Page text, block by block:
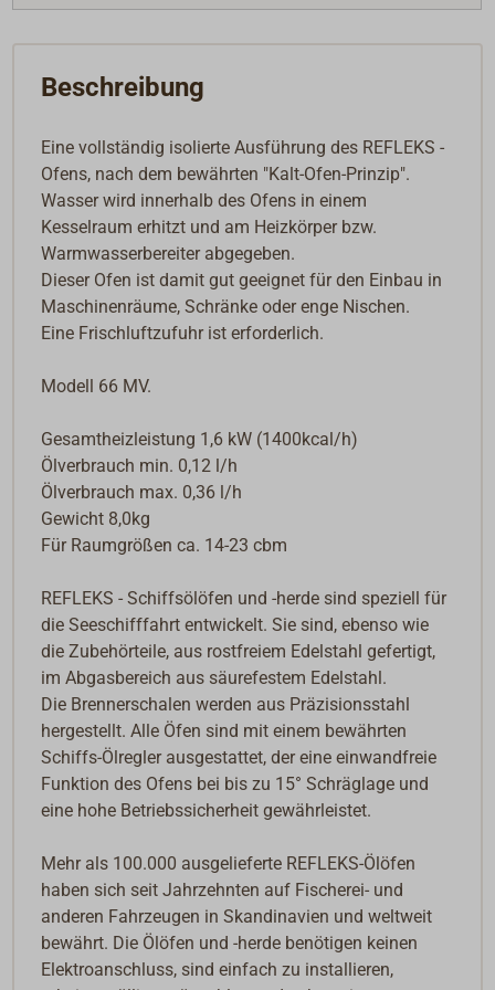
anderen Fahrzeugen in Skandinavien und weltweit
bewährt. Die Ölöfen und -herde benötigen keinen
völlig geräuschlos und geben eine behagliche Wärme
ab.
Eine ausführliche Einbau- und Bedienungsanweisung
wird mitgeliefert.
Beschreibung
Eine vollständig isolierte Ausführung des REFLEKS -
Ofens, nach dem bewährten "Kalt-Ofen-Prinzip".
Wasser wird innerhalb des Ofens in einem
Kesselraum erhitzt und am Heizkörper bzw.
Warmwasserbereiter abgegeben.
Dieser Ofen ist damit gut geeignet für den Einbau in
Maschinenräume, Schränke oder enge Nischen.
Eine Frischluftzufuhr ist erforderlich.
Modell 66 MV.
Gesamtheizleistung 1,6 kW (1400kcal/h)
Ölverbrauch min. 0,12 l/h
Ölverbrauch max. 0,36 l/h
Gewicht 8,0kg
Für Raumgrößen ca. 14-23 cbm
REFLEKS - Schiffsölöfen und -herde sind speziell für
die Seeschifffahrt entwickelt. Sie sind, ebenso wie
die Zubehörteile, aus rostfreiem Edelstahl gefertigt,
im Abgasbereich aus säurefestem Edelstahl.
Die Brennerschalen werden aus Präzisionsstahl
hergestellt. Alle Öfen sind mit einem bewährten
Schiffs-Ölregler ausgestattet, der eine einwandfreie
Funktion des Ofens bei bis zu 15° Schräglage und
eine hohe Betriebssicherheit gewährleistet.
Mehr als 100.000 ausgelieferte REFLEKS-Ölöfen
haben sich seit Jahrzehnten auf Fischerei- und
anderen Fahrzeugen in Skandinavien und weltweit
bewährt. Die Ölöfen und -herde benötigen keinen
Elektroanschluss, sind einfach zu installieren,